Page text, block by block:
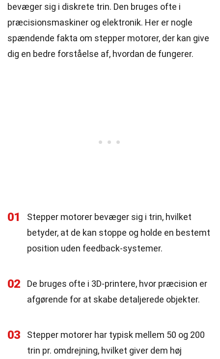
bevæger sig i diskrete trin. Den bruges ofte i
præcisionsmaskiner og elektronik. Her er nogle
spændende fakta om stepper motorer, der kan give
dig en bedre forståelse af, hvordan de fungerer.
01
Stepper motorer bevæger sig i trin, hvilket
betyder, at de kan stoppe og holde en bestemt
position uden feedback-systemer.
02
De bruges ofte i 3D-printere, hvor præcision er
afgørende for at skabe detaljerede objekter.
03
Stepper motorer har typisk mellem 50 og 200
trin pr. omdrejning, hvilket giver dem høj